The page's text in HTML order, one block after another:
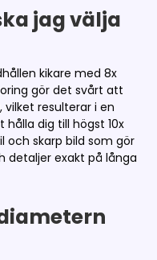
jag välja
kikare med 8x
gör det svårt att
vilket resulterar i en
hålla dig till högst 10x
och skarp bild som gör
detaljer exakt på långa